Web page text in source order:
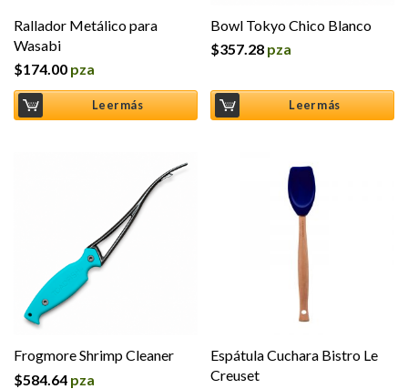
Rallador Metálico para
Wasabi
$174.00 pza
Leer más
Bowl Tokyo Chico Blanco
$357.28 pza
Leer más
Frogmore Shrimp Cleaner
$584.64 pza
Espátula Cuchara Bistro Le
Creuset